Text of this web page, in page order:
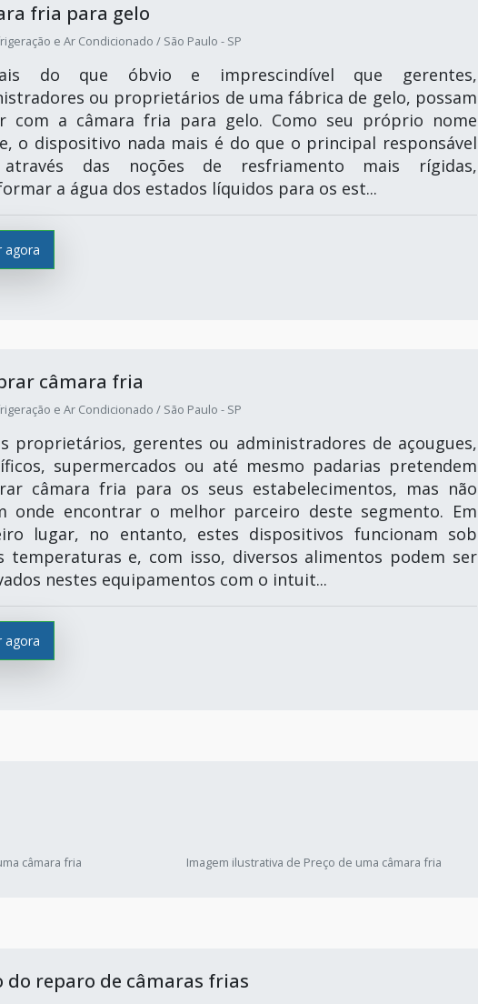
fria para gelo
e Ar Condicionado / São Paulo - SP
do que óbvio e imprescindível que gerentes,
ou proprietários de uma fábrica de gelo, possam
com a câmara fria para gelo. Como seu próprio nome
o dispositivo nada mais é do que o principal responsável
das noções de resfriamento mais rígidas,
a água dos estados líquidos para os est...
agora
câmara fria
e Ar Condicionado / São Paulo - SP
proprietários, gerentes ou administradores de açougues,
supermercados ou até mesmo padarias pretendem
câmara fria para os seus estabelecimentos, mas não
onde encontrar o melhor parceiro deste segmento. Em
lugar, no entanto, estes dispositivos funcionam sob
temperaturas e, com isso, diversos alimentos podem ser
nestes equipamentos com o intuit...
agora
câmara fria Imagem ilustrativa de Preço de uma câmara fria
do reparo de câmaras frias